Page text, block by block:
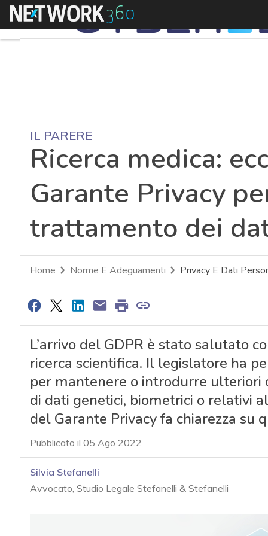
Menu
IL PARERE
Ricerca medica:
Garante Privacy
trattamento dei
Home Norme E Adeguamenti Privacy E Dati
L’arrivo del GDPR è stato salutato
ricerca scientifica. Il legislatore ha
per mantenere o introdurre
di dati genetici, biometrici o relativi
del Garante Privacy fa chiarezza su
Pubblicato il 05 Ago 2022
Silvia Stefanelli
Avvocato, Studio Legale Stefanelli & Stefanelli